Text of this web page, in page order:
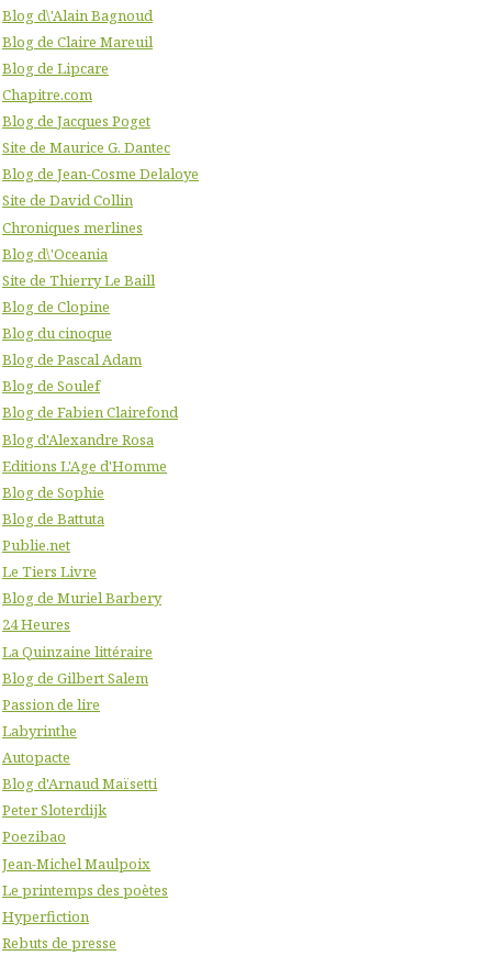
Blog d\'Alain Bagnoud
Blog de Claire Mareuil
Blog de Lipcare
Chapitre.com
Blog de Jacques Poget
Site de Maurice G. Dantec
Blog de Jean-Cosme Delaloye
Site de David Collin
Chroniques merlines
Blog d\'Oceania
Site de Thierry Le Baill
Blog de Clopine
Blog du cinoque
Blog de Pascal Adam
Blog de Soulef
Blog de Fabien Clairefond
Blog d'Alexandre Rosa
Editions L'Age d'Homme
Blog de Sophie
Blog de Battuta
Publie.net
Le Tiers Livre
Blog de Muriel Barbery
24 Heures
La Quinzaine littéraire
Blog de Gilbert Salem
Passion de lire
Labyrinthe
Autopacte
Blog d'Arnaud Maïsetti
Peter Sloterdijk
Poezibao
Jean-Michel Maulpoix
Le printemps des poètes
Hyperfiction
Rebuts de presse